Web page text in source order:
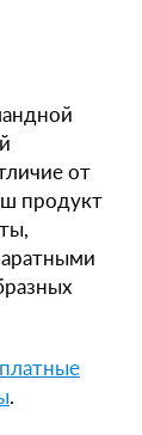
от
продукт
.